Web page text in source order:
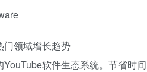
门领域增长趋势
YouTube软件生态系统。节省时